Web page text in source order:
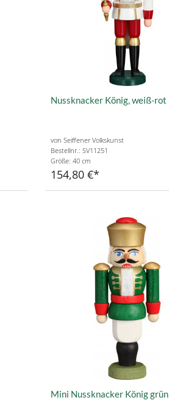
Nussknacker König, weiß-rot
von Seiffener Volkskunst
Bestellnr.: SV11251
Größe: 40 cm
154,80 €
Mini Nussknacker König grün